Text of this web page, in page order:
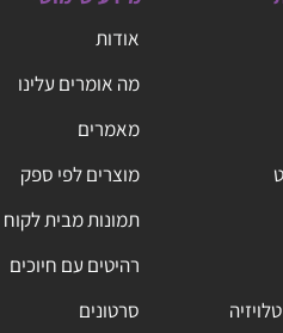
אודות
מה אומרים עלינו
מאמרים
מוצרים לפי ספק
תמונות מבית לקוח
רהיטים עם חיוכים
סרטונים